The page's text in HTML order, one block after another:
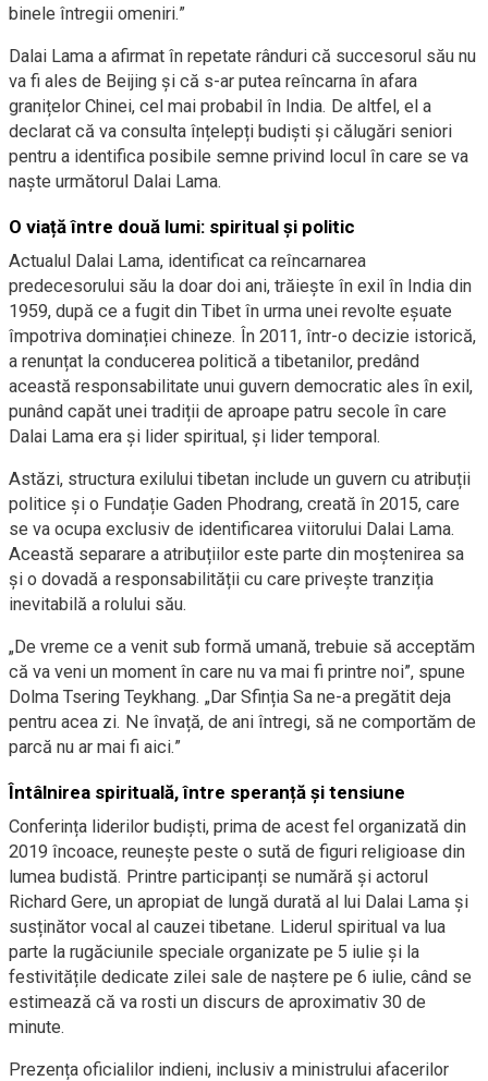
binele întregii omeniri.”
Dalai Lama a afirmat în repetate rânduri că succesorul său nu
va fi ales de Beijing și că s-ar putea reîncarna în afara
granițelor Chinei, cel mai probabil în India. De altfel, el a
declarat că va consulta înțelepți budiști și călugări seniori
pentru a identifica posibile semne privind locul în care se va
naște următorul Dalai Lama.
O viață între două lumi: spiritual și politic
Actualul Dalai Lama, identificat ca reîncarnarea
predecesorului său la doar doi ani, trăiește în exil în India din
1959, după ce a fugit din Tibet în urma unei revolte eșuate
împotriva dominației chineze. În 2011, într-o decizie istorică,
a renunțat la conducerea politică a tibetanilor, predând
această responsabilitate unui guvern democratic ales în exil,
punând capăt unei tradiții de aproape patru secole în care
Dalai Lama era și lider spiritual, și lider temporal.
Astăzi, structura exilului tibetan include un guvern cu atribuții
politice și o Fundație Gaden Phodrang, creată în 2015, care
se va ocupa exclusiv de identificarea viitorului Dalai Lama.
Această separare a atribuțiilor este parte din moștenirea sa
și o dovadă a responsabilității cu care privește tranziția
inevitabilă a rolului său.
„De vreme ce a venit sub formă umană, trebuie să acceptăm
că va veni un moment în care nu va mai fi printre noi”, spune
Dolma Tsering Teykhang. „Dar Sfinția Sa ne-a pregătit deja
pentru acea zi. Ne învață, de ani întregi, să ne comportăm de
parcă nu ar mai fi aici.”
Întâlnirea spirituală, între speranță și tensiune
Conferința liderilor budiști, prima de acest fel organizată din
2019 încoace, reunește peste o sută de figuri religioase din
lumea budistă. Printre participanți se numără și actorul
Richard Gere, un apropiat de lungă durată al lui Dalai Lama și
susținător vocal al cauzei tibetane. Liderul spiritual va lua
parte la rugăciunile speciale organizate pe 5 iulie și la
festivitățile dedicate zilei sale de naștere pe 6 iulie, când se
estimează că va rosti un discurs de aproximativ 30 de
minute.
Prezența oficialilor indieni, inclusiv a ministrului afacerilor